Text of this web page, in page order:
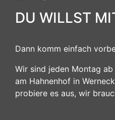
DU WILLST
Dann komm einfach
Wir sind jeden Montag
am Hahnenhof in
probiere es aus, wir